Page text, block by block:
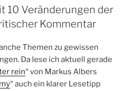
10 Veränderungen der
Kommentar
Themen zu gewissen
Da lese ich aktuell gerade
rein“ von Markus Albers
“ auch ein klarer Lesetipp